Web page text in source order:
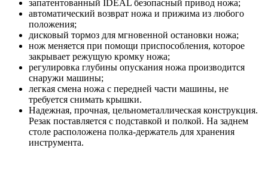
запатентованный IDEAL безопасный привод ножа;
автоматический возврат ножа и прижима из любого
положения;
дисковый тормоз для мгновенной остановки ножа;
нож меняется при помощи приспособления, которое
закрывает режущую кромку ножа;
регулировка глубины опускания ножа производится
снаружи машины;
легкая смена ножа с передней части машины, не
требуется снимать крышки.
Надежная, прочная, цельнометаллическая конструкция.
Резак поставляется с подставкой и полкой. На заднем
столе расположена полка-держатель для хранения
инструмента.